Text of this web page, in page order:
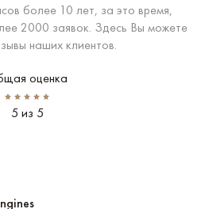
более 10 лет, за это время,
2000 заявок. Здесь Вы можете
наших клиентов.
оценка
5 из 5